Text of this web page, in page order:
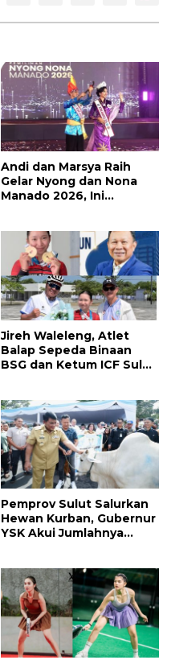
Andi dan Marsya Raih
Gelar Nyong dan Nona
Manado 2026, Ini
Jireh Waleleng, Atlet
Balap Sepeda Binaan
BSG dan Ketum ICF Sulut
Pemprov Sulut Salurkan
Hewan Kurban, Gubernur
YSK Akui Jumlahnya
Kemampuan Anggaran